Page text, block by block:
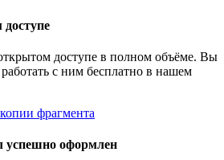
доступе в полном объёме. Вы
с ним бесплатно в нашем
фрагмента
успешно оформлен